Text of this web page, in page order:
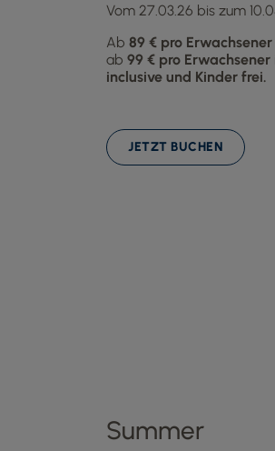
Vom 27.03.26 bis zum
Ab 89 € pro Erwachsener
ab 99 € pro Erwachsener
inclusive und Kinder frei.
JETZT BUCHEN
Summer